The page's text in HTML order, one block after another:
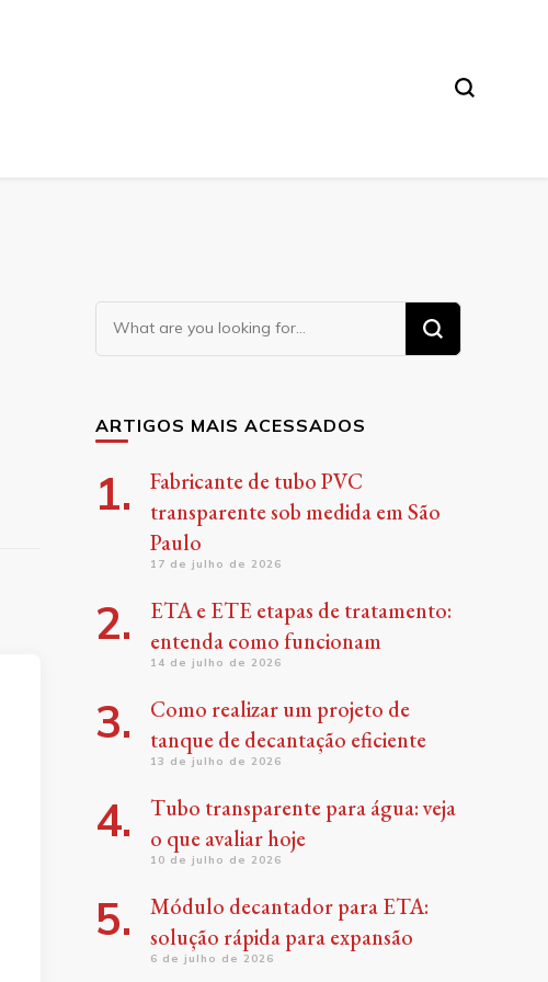
Looking
for
ARTIGOS MAIS ACESSADOS
Fabricante de tubo PVC
transparente sob medida em São
Paulo
17 de julho de 2026
ETA e ETE etapas de tratamento:
entenda como funcionam
14 de julho de 2026
Como realizar um projeto de
tanque de decantação eficiente
13 de julho de 2026
Tubo transparente para água: veja
o que avaliar hoje
10 de julho de 2026
Módulo decantador para ETA:
solução rápida para expansão
6 de julho de 2026